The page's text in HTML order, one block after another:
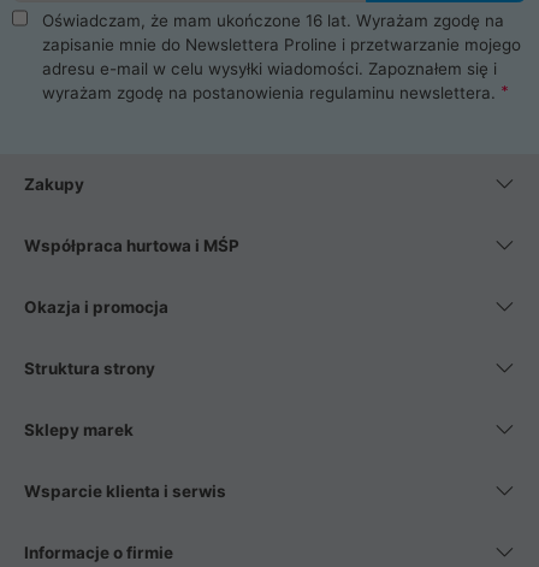
takie jak procesory, karty graficzne, płyty główne, pamięci,
dyski SSD, M.2 oraz HDD. Nasi pracownicy pomogą Ci wybrać
najlepszy zasilacz komputerowy oraz obudowę do komputera.
Poza komputerami mamy również najlepsze na rynku
Smartfony takich producentów jak Xiaomi, Apple, Samsung i
wentylatory. Na koniec mając już to wszystko, możesz
Oświadczam, że mam ukończone 16 lat. Wyrażam zgodę na
zapisanie mnie do Newslettera Proline i przetwarzanie mojego
adresu e-mail w celu wysyłki wiadomości. Zapoznałem się i
wyrażam zgodę na postanowienia regulaminu newslettera.
Zakupy
Współpraca hurtowa i MŚP
Okazja i promocja
Struktura strony
Sklepy marek
Wsparcie klienta i serwis
Informacje o firmie